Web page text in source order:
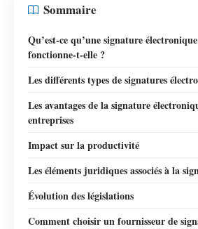
Sommaire
Qu’est-ce qu’une signature
fonctionne-t-elle ?
Les différents types de signatures
Les avantages de la signature
entreprises
Impact sur la productivité
Les éléments juridiques associés à la
Évolution des législations
Comment choisir un fournisseur de